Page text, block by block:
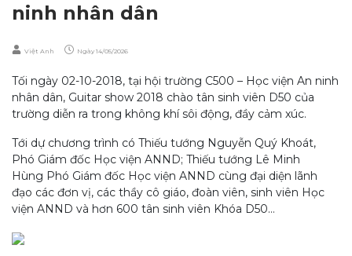
ninh nhân dân
Việt Anh Ngày 14/05/2026
Tối ngày 02-10-2018, tại hội trường C500 – Học viện An ninh
nhân dân, Guitar show 2018 chào tân sinh viên D50 của
trường diễn ra trong không khí sôi động, đầy cảm xúc.
Tới dự chương trình có Thiếu tướng Nguyễn Quý Khoát,
Phó Giám đốc Học viện ANND; Thiếu tướng Lê Minh
Hùng Phó Giám đốc Học viện ANND cùng đại diện lãnh
đạo các đơn vị, các thầy cô giáo, đoàn viên, sinh viên Học
viện ANND và hơn 600 tân sinh viên Khóa D50…